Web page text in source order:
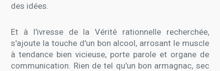
des idées.
Et à l'ivresse de la Vérité rationnelle recherchée,
s'ajoute la touche d'un bon alcool, arrosant le muscle
à tendance bien vicieuse, porte parole et organe de
communication. Rien de tel qu'un bon armagnac, sec